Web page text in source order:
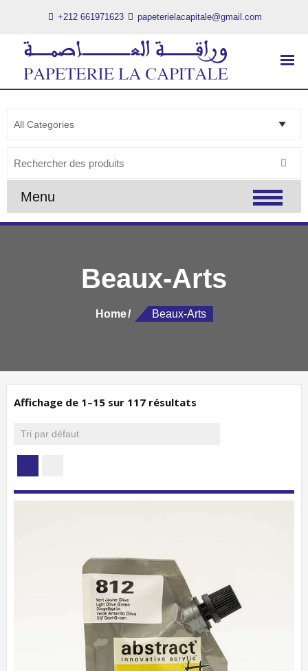
+212 661971623 papeterielacapitale@gmail.com
PAPETERIE LA CAPITALE
..:: PAPETERIE LA CAPITALE ::..
Menu
Beaux-Arts
Home Beaux-Arts
Affichage de 1–15 sur 117 résultats